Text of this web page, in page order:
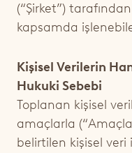
(“Şirket”)
kapsamda
Kişisel Verilerin
Hukuki Sebebi
Toplanan kişisel
amaçlarla (“
belirtilen kişisel veri